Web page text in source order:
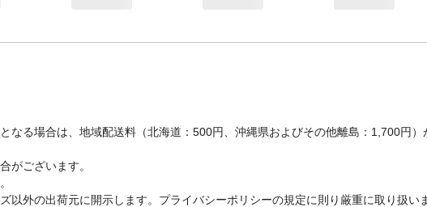
なる場合は、地域配送料（北海道：500円、沖縄県およびその他離島：1,700円
がございます。
以外の出荷元に開示します。プライバシーポリシーの規定に則り厳重に取り扱い